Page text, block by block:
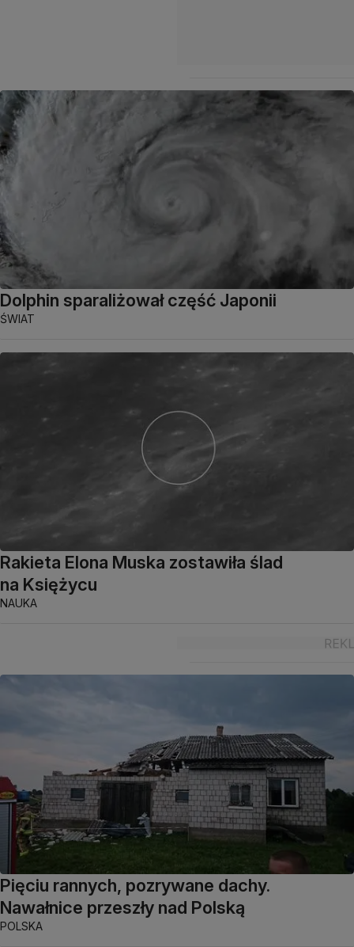
Dolphin sparaliżował część Japonii
ŚWIAT
Rakieta Elona Muska zostawiła ślad
na Księżycu
NAUKA
Pięciu rannych, pozrywane dachy.
Nawałnice przeszły nad Polską
POLSKA